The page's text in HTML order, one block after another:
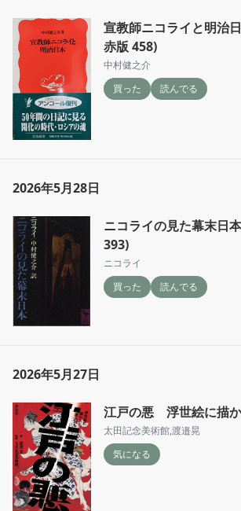
宣教師ニコライと明治
赤版 458)
中村健之介
買った
読んでる
2026年5月28日
ニコライの見た幕末日
393)
ニコライ
買った
読んでる
2026年5月27日
江戸の悪 浮世絵に描
太田記念美術館,渡邉晃
気になる